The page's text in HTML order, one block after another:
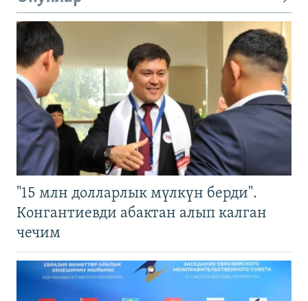
"15 млн долларлык мүлкүн берди".
Конгантиевди абактан алып калган
чечим